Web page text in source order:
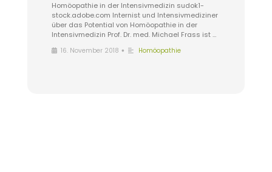
Homöopathie in der Intensivmedizin sudok1-
stock.adobe.com Internist und Intensivmediziner
über das Potential von Homöopathie in der
Intensivmedizin Prof. Dr. med. Michael Frass ist …
16. November 2018 • Homöopathie